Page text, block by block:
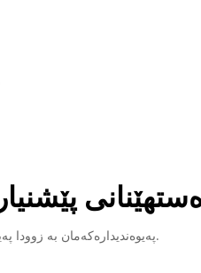
پەیوەندیدارەکەمان بە زوودا پەیوەندی لەگەڵ ئەنتا دەکات.